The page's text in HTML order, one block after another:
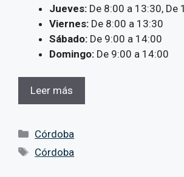
Jueves: De 8:00 a 13:30, De
Viernes: De 8:00 a 13:30
Sábado: De 9:00 a 14:00
Domingo: De 9:00 a 14:00
Leer más
Categorías
Córdoba
Etiquetas
Córdoba